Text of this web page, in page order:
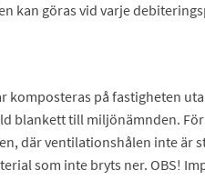
kan göras vid varje
komposteras på fastigheten
blankett till miljönämnden.
där ventilationshålen inte är
som inte bryts ner. OBS!